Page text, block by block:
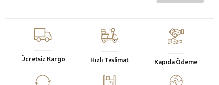
Ücretsiz Kargo Hızlı Teslimat Kapıda Ödeme